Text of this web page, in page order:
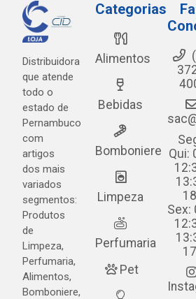
Distribuidora
que atende
todo o
estado de
Pernambuco
com
artigos
dos mais
variados
segmentos:
Produtos
de
Limpeza,
Perfumaria,
Alimentos,
Bomboniere,
Categorias
Alimentos
Bebidas
Bomboniere
Limpeza
Perfumaria
Pet
Qui:
Sex: